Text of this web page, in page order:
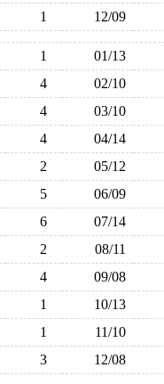
1 12/09
1
01/13
4
02/10
4
03/10
4
04/14
2
05/12
5
06/09
6
07/14
2
08/11
4
09/08
1
10/13
1
11/10
3 12/08